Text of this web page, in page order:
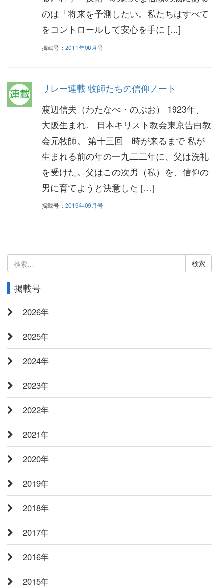
のは「将来を予測したい。私たちはすべて
をコントロールして安心を手に […]
掲載号： 2011年08月号
リレー連載 牧師たちの信仰ノート
渡辺信夫（わたなべ・のぶお） 1923年、
大阪生まれ。 日本キリスト教会東京告白教
会元牧師。 第十三回 時が来るまで 私が
生まれる前の年の一九二二年に、父は洗礼
を受けた。父はこの次男（私）を、信仰の
男に育てようと決意した […]
掲載号： 2019年09月号
検
索:
掲載号
2026年
2025年
2024年
2023年
2022年
2021年
2020年
2019年
2018年
2017年
2016年
2015年